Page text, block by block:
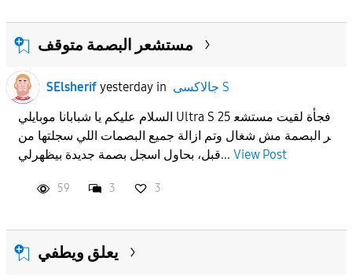
مستشعر البصمة متوقف
SElsherif yesterdayin
جالاكسى S
السلام عليكم يا شبابانا موبايلي Ultra S 25 فجأة لقيت مستشع
ر البصمة مش شغال وتم ازالة جميع البصمات اللي سجلتها من
قبل، بحاول اسجل بصمة جديدة بيظهرلي... View Post
59 3 3
يعلق ويطفي